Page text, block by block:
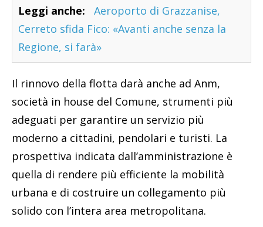
Leggi anche:
Aeroporto di Grazzanise,
Cerreto sfida Fico: «Avanti anche senza la
Regione, si farà»
Il rinnovo della flotta darà anche ad Anm,
società in house del Comune, strumenti più
adeguati per garantire un servizio più
moderno a cittadini, pendolari e turisti. La
prospettiva indicata dall’amministrazione è
quella di rendere più efficiente la mobilità
urbana e di costruire un collegamento più
solido con l’intera area metropolitana.